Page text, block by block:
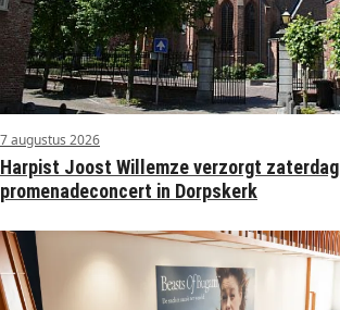
7 augustus 2026
Harpist Joost Willemze verzorgt zaterdag
promenadeconcert in Dorpskerk